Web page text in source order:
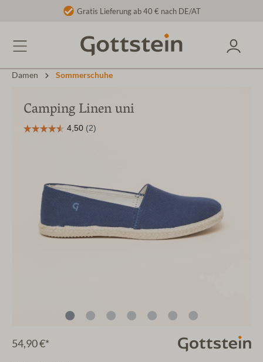
Gratis Lieferung ab 40 € nach DE/AT
Damen Sommerschuhe
Camping Linen uni
54,90 €*